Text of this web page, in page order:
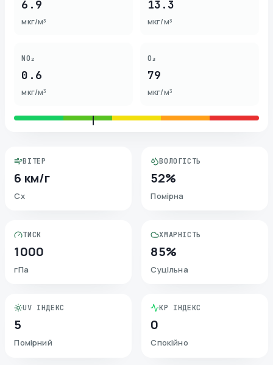
6.9
мкг/м³
13.3
мкг/м³
NO₂
0.6
мкг/м³
O₃
79
мкг/м³
ВІТЕР
6 км/г
Сх
ВОЛОГІСТЬ
52%
Помірна
ТИСК
1000
гПа
ХМАРНІСТЬ
85%
Суцільна
UV ІНДЕКС
5
Помірний
KP ІНДЕКС
0
Спокійно